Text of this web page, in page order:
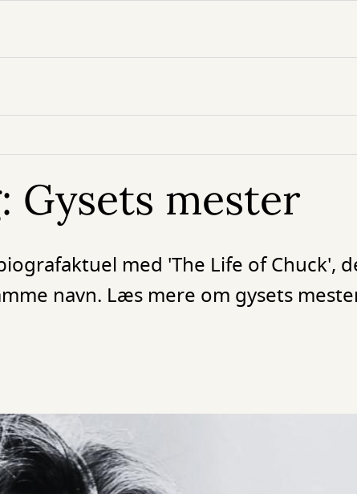
Gysets mester
med 'The Life of Chuck',
navn. Læs mere om gysets